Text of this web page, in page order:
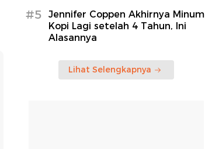
#5
Jennifer Coppen Akhirnya Minum
Kopi Lagi setelah 4 Tahun, Ini
Alasannya
Lihat Selengkapnya